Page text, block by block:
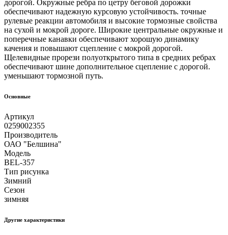
дорогой. Окружные ребра по цетру беговой дорожки
обеспечивают надежную курсовую устойчивость. точные
рулевые реакции автомобиля и высокие тормозные свойства
на сухой и мокрой дороге. Широкие центральные окружные и
поперечные канавки обеспечивают хорошую динамику
качения и повышают сцепление с мокрой дорогой.
Щелевидные прорези полуоткрытого типа в средних ребрах
обеспечивают шине дополнительное сцепление с дорогой.
уменьшают тормозной путь.
Основные
Артикул
0259002355
Производитель
ОАО "Белшина"
Модель
BEL-357
Тип рисунка
Зимний
Сезон
зимняя
Другие xарактеристики